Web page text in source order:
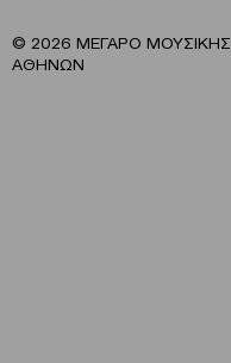
© 2026 ΜΕΓΑΡΟ ΜΟΥΣΙΚΗΣ
ΑΘΗΝΩΝ